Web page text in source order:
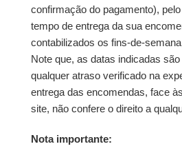
confirmação do pagamento),
tempo de entrega da sua
contabilizados os fins-de-
Note que, as datas indicadas
qualquer atraso verificado na
entrega das encomendas, face
site, não confere o direito a
Nota importante: